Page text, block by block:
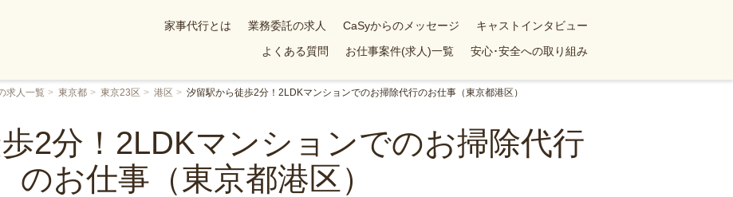
家事代行とは 業務委託の求人 CaSyからのメッセージ
キャストインタビュー
よくある質問
お仕事案件(求人)一覧 安心･安全への取り組み
求人一覧 東京都 東京23区 港区 汐留駅から徒歩2分！2LDKマンションでのお掃除代行のお仕事（東京都港区）
2分！2LDKマンションでのお掃除代行
のお仕事（東京都港区）